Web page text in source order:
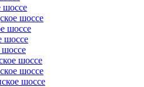
шоссе
шоссе
шоссе
шоссе
шоссе
шоссе
шоссе